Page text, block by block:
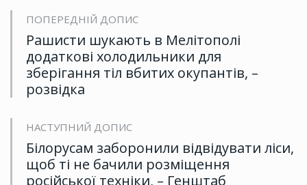
ПОПЕРЕДНІЙ ДОПИС
Рашисти шукають в Мелітополі
додаткові холодильники для
зберігання тіл вбитих окупантів, –
розвідка
НАСТУПНИЙ ДОПИС
Білорусам заборонили відвідувати ліси,
щоб ті не бачили розміщення
російської техніки, – Генштаб